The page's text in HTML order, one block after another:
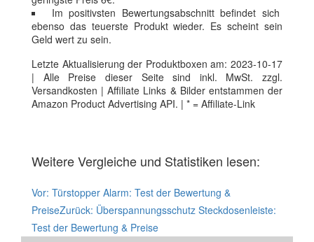
Im positivsten Bewertungsabschnitt befindet sich
ebenso das teuerste Produkt wieder. Es scheint sein
Geld wert zu sein.
Letzte Aktualisierung der Produktboxen am: 2023-10-17
| Alle Preise dieser Seite sind inkl. MwSt. zzgl.
Versandkosten | Affiliate Links & Bilder entstammen der
Amazon Product Advertising API. | * = Affiliate-Link
Weitere Vergleiche und Statistiken lesen:
Vor: Türstopper Alarm: Test der Bewertung &
PreiseZurück: Überspannungsschutz Steckdosenleiste:
Test der Bewertung & Preise